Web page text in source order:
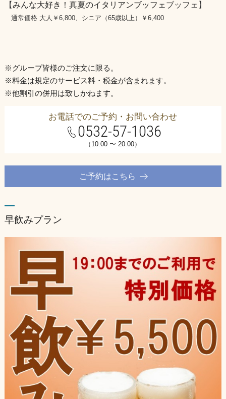
【みんな大好き！真夏のイタリアンブッフェブッフェ】
通常価格 大人￥6,800、 シニア（65歳以上）￥6,400
※グループ皆様のご注文に限る。
※料金は規定のサービス料・税金が含まれます。
※他割引の併用は致しかねます。
お電話でのご予約・お問い合わせ
0532-57-1036
（10:00 〜 20:00）
ご予約はこちら
早飲みプラン